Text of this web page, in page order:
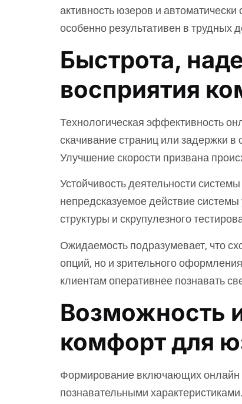
активность юзеров и
особенно результативен в трудных
Быстрота,
восприятия
Технологическая эффективность
скачивание страниц или задержки
Улучшение скорости призвана
Устойчивость деятельности
непредсказуемое действие
структуры и скрупулезного
Ожидаемость подразумевает, что
опций, но и зрительного
клиентам оперативнее познавать
Возможность
комфорт для
Формирование включающих онлайн
познавательными